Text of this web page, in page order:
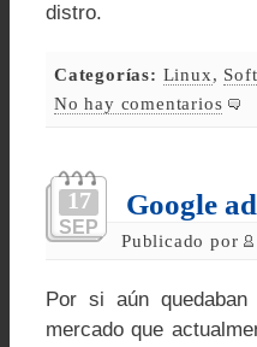
distro.
Categorías: Linux,
No hay comentarios
17
SEP
Google
Publicado por
Por si aún
mercado que